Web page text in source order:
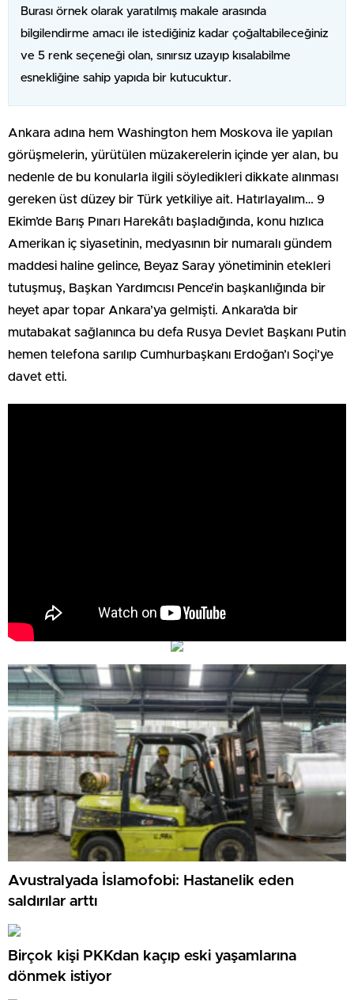
Burası örnek olarak yaratılmış makale arasında
bilgilendirme amacı ile istediğiniz kadar çoğaltabileceğiniz
ve 5 renk seçeneği olan, sınırsız uzayıp kısalabilme
esnekliğine sahip yapıda bir kutucuktur.
Ankara adına hem Washington hem Moskova ile yapılan
görüşmelerin, yürütülen müzakerelerin içinde yer alan, bu
nedenle de bu konularla ilgili söyledikleri dikkate alınması
gereken üst düzey bir Türk yetkiliye ait. Hatırlayalım… 9
Ekim’de Barış Pınarı Harekâtı başladığında, konu hızlıca
Amerikan iç siyasetinin, medyasının bir numaralı gündem
maddesi haline gelince, Beyaz Saray yönetiminin etekleri
tutuşmuş, Başkan Yardımcısı Pence’in başkanlığında bir
heyet apar topar Ankara’ya gelmişti. Ankara’da bir
mutabakat sağlanınca bu defa Rusya Devlet Başkanı Putin
hemen telefona sarılıp Cumhurbaşkanı Erdoğan’ı Soçi’ye
davet etti.
Avustralyada İslamofobi: Hastanelik eden
saldırılar arttı
Birçok kişi PKKdan kaçıp eski yaşamlarına
dönmek istiyor